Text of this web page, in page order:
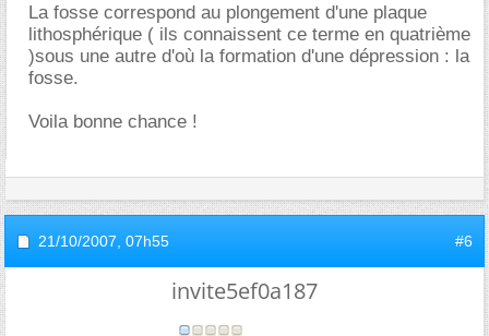
La fosse correspond au plongement d'une plaque
lithosphérique ( ils connaissent ce terme en quatrième
)sous une autre d'où la formation d'une dépression : la
fosse.
Voila bonne chance !
21/10/2007, 07h55 #6
invite5ef0a187